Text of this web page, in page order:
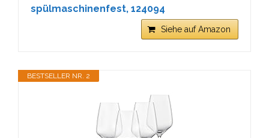
spülmaschinenfest, 124094
Siehe auf Amazon
BESTSELLER NR. 2